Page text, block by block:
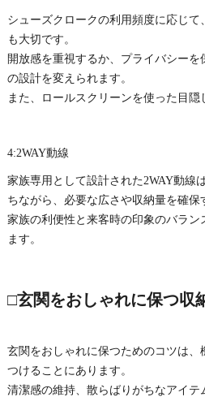
シューズクロークの利用頻度に応じて
も大切です。
開放感を重視するか、プライバシーを
の設計を変えられます。
また、ロールスクリーンを使った目隠
4:2WAY動線
家族専用として設計された2WAY動線
ちながら、必要な広さや収納量を確保
家族の利便性と来客時の印象のバラ
ます。
□玄関をおしゃれに保つ収
玄関をおしゃれに保つためのコツは
つけることにあります。
清潔感の維持、散らばりがちなアイ